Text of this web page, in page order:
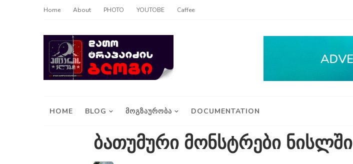
Home About PHOTO YOUTOBE Caffee
HOME BLOG ᲛᲝᲒᲖᲐᲣᲠᲝᲑᲐ DOCUMENTATION
ბათუმური მონსტრები ნისლში